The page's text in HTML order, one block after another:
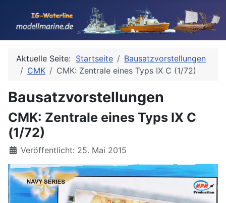
Aktuelle Seite: Startseite
Bausatzvorstellungen
CMK
CMK: Zentrale eines Typs IX C (1/72)
Bausatzvorstellungen
CMK: Zentrale eines Typs IX C
(1/72)
Details
Veröffentlicht: 25. Mai 2015